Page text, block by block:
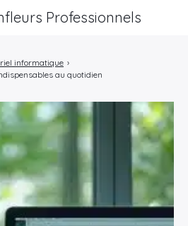
informatique ›
au quotidien
Professionnels